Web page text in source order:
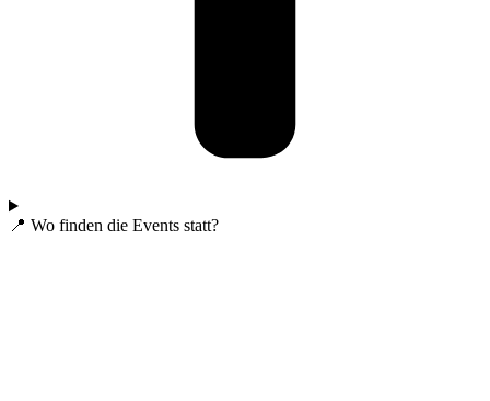
📍 Wo finden die Events statt?